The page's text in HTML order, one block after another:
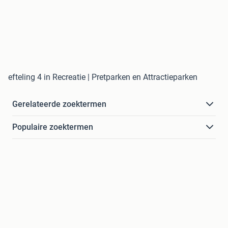
efteling 4 in Recreatie | Pretparken en Attractieparken
Gerelateerde zoektermen
Populaire zoektermen